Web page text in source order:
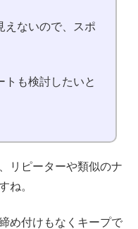
えないので、スポ
トも検討したいと
リピーターや類似のナ
ね。
め付けもなくキープで